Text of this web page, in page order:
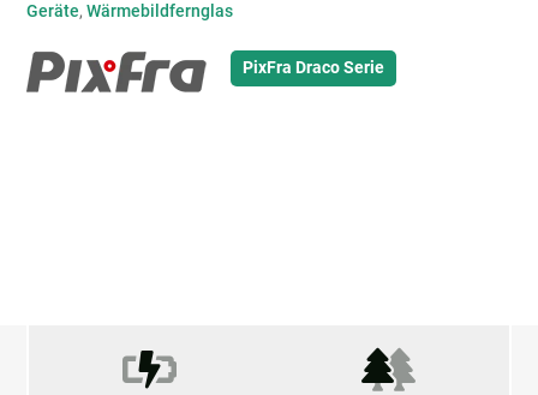
Menge
Geräte,Wärmebildfernglas
PixFra Draco Serie